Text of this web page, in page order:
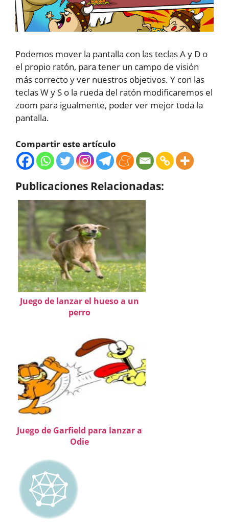
Podemos mover la pantalla con las teclas A y D o
el propio ratón, para tener un campo de visión
más correcto y ver nuestros objetivos. Y con las
teclas W y S o la rueda del ratón modificaremos el
zoom para igualmente, poder ver mejor toda la
pantalla.
Compartir este artículo
Publicaciones Relacionadas:
Juego de lanzar el hueso a un
perro
Juego de Garfield para lanzar a
Odie